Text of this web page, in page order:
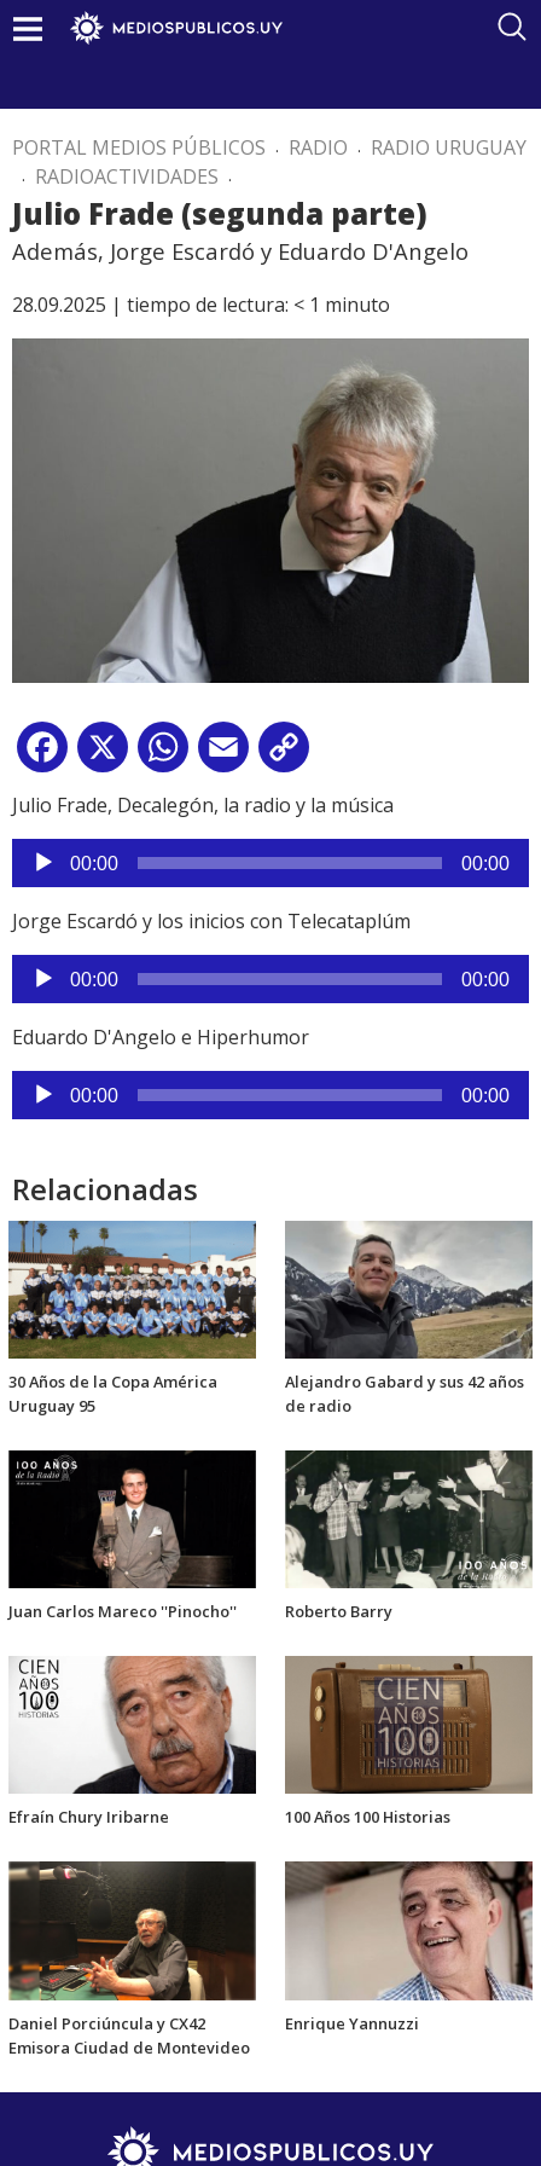
PORTAL MEDIOS PÚBLICOS . RADIO . RADIO URUGUAY
. RADIOACTIVIDADES .
Julio Frade (segunda parte)
Además, Jorge Escardó y Eduardo D'Angelo
28.09.2025 | tiempo de lectura: < 1 minuto
Facebook
X WhatsApp
Email
Link
Julio Frade, Decalegón, la radio y la música
Reproductor
de
audio
00:00 00:00
Jorge Escardó y los inicios con Telecataplúm
Reproductor
de
audio
00:00 00:00
Eduardo D'Angelo e Hiperhumor
Reproductor
de
00:00 00:00
Relacionadas
30 Años de la Copa América
Uruguay 95
Alejandro Gabard y sus 42 años
de radio
Juan Carlos Mareco ''Pinocho'' Roberto Barry
Efraín Chury Iribarne 100 Años 100 Historias
Daniel Porciúncula y CX42
Emisora Ciudad de Montevideo
Enrique Yannuzzi